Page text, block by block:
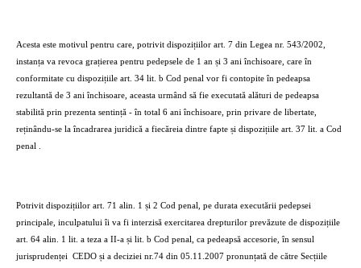
Acesta este motivul pentru care, potrivit dispozițiilor art. 7 din Legea nr. 543/2002,
instanța va revoca grațierea pentru pedepsele de 1 an și 3 ani închisoare, care în
conformitate cu dispozițiile art. 34 lit. b Cod penal vor fi contopite în pedeapsa
rezultantă de 3 ani închisoare, aceasta urmând să fie executată alături de pedeapsa
stabilită prin prezenta sentință - în total 6 ani închisoare, prin privare de libertate,
reținându-se la încadrarea juridică a fiecăreia dintre fapte și dispozițiile art. 37 lit. a Cod
penal .
Potrivit dispozițiilor art. 71 alin. 1 și 2 Cod penal, pe durata executării pedepsei
principale, inculpatului îi va fi interzisă exercitarea drepturilor prevăzute de dispozițiile
art. 64 alin. 1 lit. a teza a II-a și lit. b Cod penal, ca pedeapsă accesorie, în sensul
jurisprudenței
CEDO și a deciziei nr.74 din 05.11.2007 pronunțată de către Secțiile